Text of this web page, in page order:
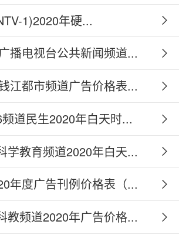
1)2020年硬...
播电视台公共新闻频道...
江都市频道广告价格表...
道民生2020年白天时...
学教育频道2020年白天...
年度广告刊例价格表（...
教频道2020年广告价格...